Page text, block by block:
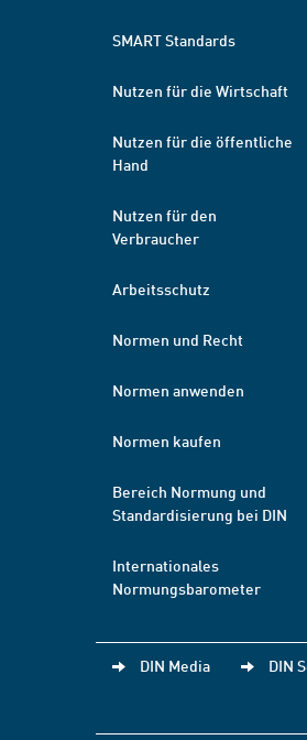
SMART Standards
Nutzen für die Wirtschaft
Nutzen für die öffentliche
Hand
Nutzen für den
Verbraucher
Arbeitsschutz
Normen und Recht
Normen anwenden
Normen kaufen
Bereich Normung und
Standardisierung bei DIN
Internationales
Normungsbarometer
DIN Media DIN